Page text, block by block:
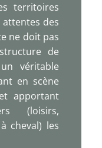
territoires
des
ne doit pas
de
véritable
en scène
apportant
(loisirs,
cheval) les